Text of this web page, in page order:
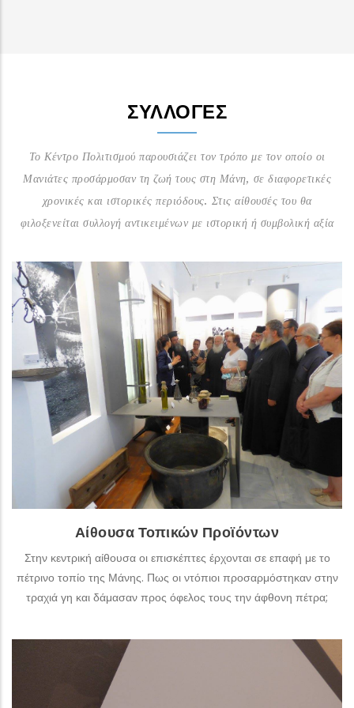
ΣΥΛΛΟΓΈΣ
Το Κέντρο Πολιτισμού παρουσιάζει τον τρόπο με τον οποίο οι
Μανιάτες προσάρμοσαν τη ζωή τους στη Μάνη, σε διαφορετικές
χρονικές και ιστορικές περιόδους. Στις αίθουσές του θα
φιλοξενείται συλλογή αντικειμένων με ιστορική ή συμβολική αξία
Αίθουσα Τοπικών Προϊόντων
Στην κεντρική αίθουσα οι επισκέπτες έρχονται σε επαφή με το
πέτρινο τοπίο της Μάνης. Πως οι ντόπιοι προσαρμόστηκαν στην
τραχιά γη και δάμασαν προς όφελος τους την άφθονη πέτρα;
Αίθουσα Τοπικών Προϊόντων
Μέσα από το φωτογραφικό φακό του Γ. Βουρλίτη και τα
αντικείμενα της συλλογής, παρουσιάζονται οι τρόποι
διαβίωσης, τα τοπικά προϊόντα και ο τρόπος συλλογής,
παραγωγής και επεξεργασίας τους.
ΠΕΡΙΣΣΌΤΕΡΑ